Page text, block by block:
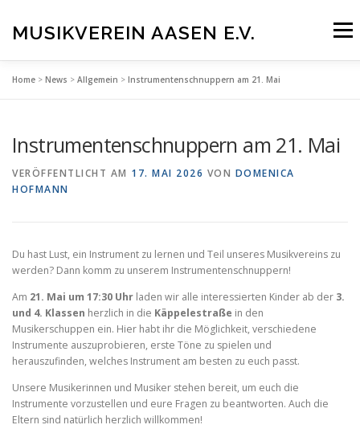
springen
MUSIKVEREIN AASEN E.V. Menü
NEWS INTERN MITGLIED WERDEN!
Home > News > Allgemein > Instrumentenschnuppern am 21. Mai
Instrumentenschnuppern am 21. Mai
VERÖFFENTLICHT AM 17. MAI 2026 VON DOMENICA
HOFMANN
Du hast Lust, ein Instrument zu lernen und Teil unseres Musikvereins zu
werden? Dann komm zu unserem Instrumentenschnuppern!
Am 21. Mai um 17:30 Uhr laden wir alle interessierten Kinder ab der 3.
und 4. Klassen herzlich in die Käppelestraße in den
Musikerschuppen ein. Hier habt ihr die Möglichkeit, verschiedene
Instrumente auszuprobieren, erste Töne zu spielen und
herauszufinden, welches Instrument am besten zu euch passt.
Unsere Musikerinnen und Musiker stehen bereit, um euch die
Instrumente vorzustellen und eure Fragen zu beantworten. Auch die
Eltern sind natürlich herzlich willkommen!